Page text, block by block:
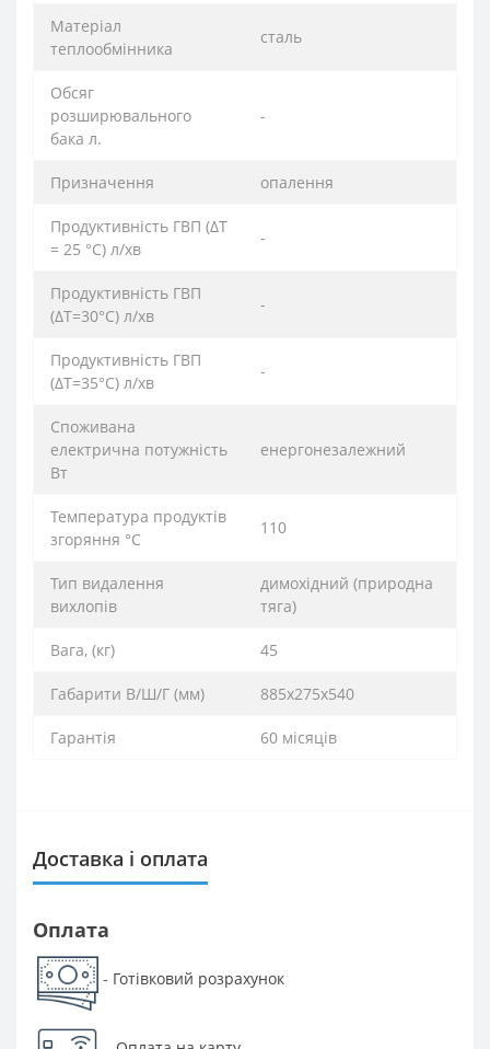
Матеріал
теплообмінника
сталь
Обсяг
розширювального
бака л.
-
Призначення опалення
Продуктивність ГВП (ΔT
= 25 °C) л/хв
-
Продуктивність ГВП
(ΔT=30°C) л/хв
-
Продуктивність ГВП
(ΔT=35°C) л/хв
-
Споживана
електрична потужність
Вт
енергонезалежний
Температура продуктів
згоряння °C
110
Тип видалення
вихлопів
димохідний (природна
тяга)
Вага, (кг) 45
Габарити В/Ш/Г (мм) 885х275х540
Гарантія 60 місяців
Доставка і оплата
Оплата
- Готівковий розрахунок